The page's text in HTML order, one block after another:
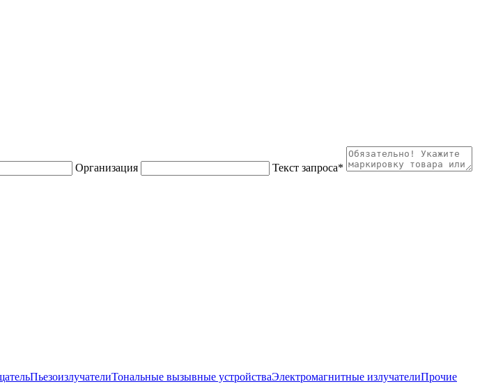
Организация Текст запроса*
ПьезоизлучателиТональные вызывные устройстваЭлектромагнитные излучателиПрочие